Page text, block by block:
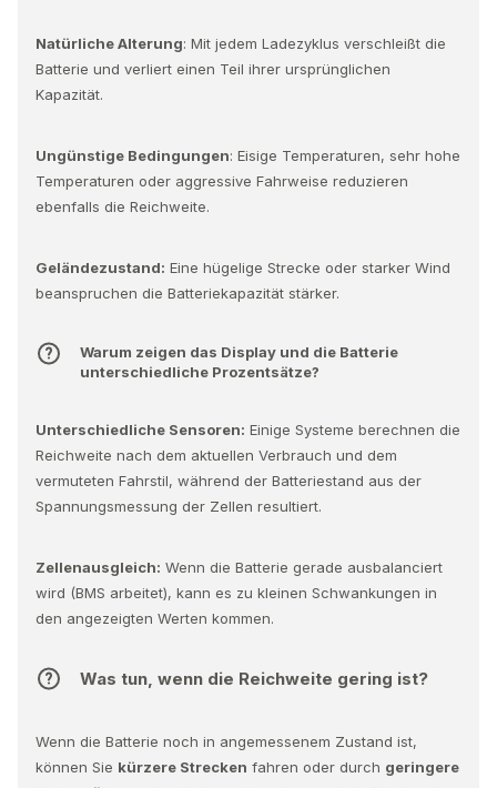
Natürliche Alterung: Mit jedem Ladezyklus verschleißt die
Batterie und verliert einen Teil ihrer ursprünglichen
Kapazität.
Ungünstige Bedingungen: Eisige Temperaturen, sehr hohe
Temperaturen oder aggressive Fahrweise reduzieren
ebenfalls die Reichweite.
Geländezustand: Eine hügelige Strecke oder starker Wind
beanspruchen die Batteriekapazität stärker.
Warum zeigen das Display und die Batterie
unterschiedliche Prozentsätze?
Unterschiedliche Sensoren: Einige Systeme berechnen die
Reichweite nach dem aktuellen Verbrauch und dem
vermuteten Fahrstil, während der Batteriestand aus der
Spannungsmessung der Zellen resultiert.
Zellenausgleich: Wenn die Batterie gerade ausbalanciert
wird (BMS arbeitet), kann es zu kleinen Schwankungen in
den angezeigten Werten kommen.
Was tun, wenn die Reichweite gering ist?
Wenn die Batterie noch in angemessenem Zustand ist,
können Sie kürzere Strecken fahren oder durch geringere